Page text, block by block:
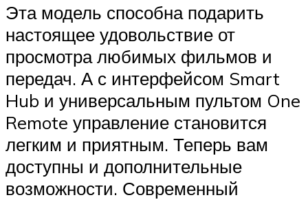
Эта модель способна подарить
настоящее удовольствие от
просмотра любимых фильмов и
передач. А с интерфейсом Smart
Hub и универсальным пультом One
Remote управление становится
легким и приятным. Теперь вам
доступны и дополнительные
возможности. Современный